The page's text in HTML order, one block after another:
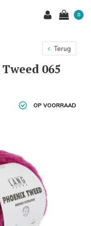
0
Terug
065
OP VOORRAAD